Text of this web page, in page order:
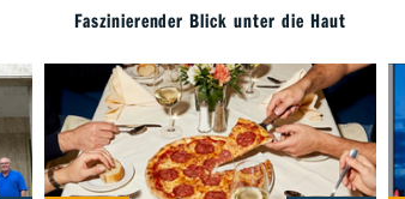
Faszinierender Blick unter die Haut